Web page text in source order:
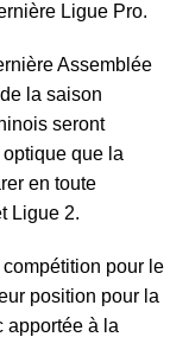
Ligue Pro.
Assemblée
la saison
seront
que la
en toute
Ligue 2.
pour le
position pour la
apportée à la